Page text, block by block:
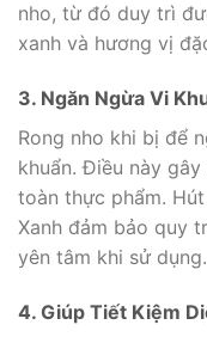
nho, từ đó duy trì
xanh và hương vị
3. Ngăn Ngừa Vi
Rong nho khi bị để
khuẩn. Điều này
toàn thực phẩm.
Xanh đảm bảo quy
yên tâm khi sử dụng.
4. Giúp Tiết Kiệm